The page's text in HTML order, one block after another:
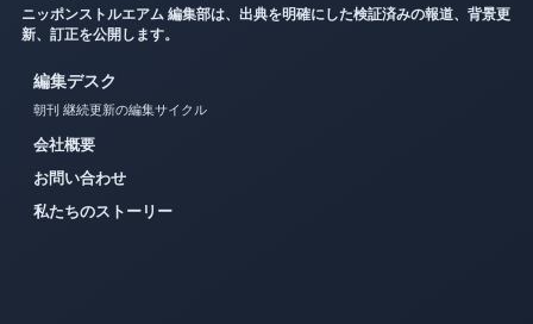
ニッポンストルエアム 編集部は、出典を明確にした検証済みの報道、背景更
新、訂正を公開します。
編集デスク
朝刊 継続更新の編集サイクル
会社概要
お問い合わせ
私たちのストーリー